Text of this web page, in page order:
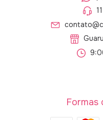
Formas